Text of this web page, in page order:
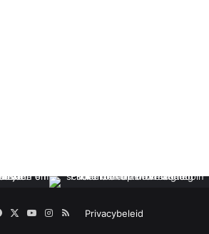
Privacybeleid
Facebook
X YouTubeInstagram
RSS